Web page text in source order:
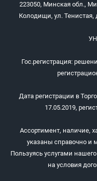
223050, Минская обл.,
Колодищи, ул. Тенистая,
Гос.регистрация:
Дата регистрации в
17.05.2019,
Ассортимент, наличие,
указаны справочно и
Пользуясь услугами
на условия